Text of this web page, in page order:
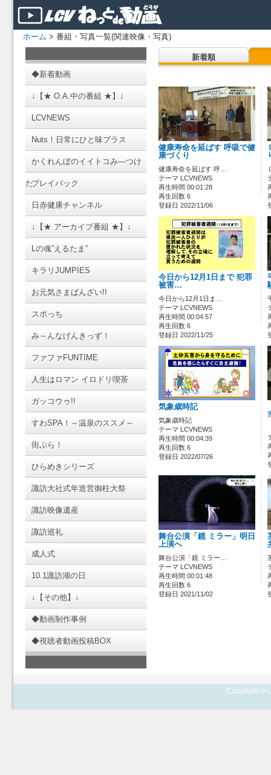
ホーム > 番組・写真一覧(関連映像・写真)
◆新着動画
↓【★ O.A.中の番組 ★】↓
LCVNEWS
Nuts！日常にひと味プラス
かくれんぼのイイトコみ―つけ
たプレイバック
日赤健康チャンネル
↓【★ アーカイブ番組 ★】↓
Lの魂”えるたま”
キラリJUMPIES
お元気さまばんざい!!
スポっち
み～んなげんきっず！
ファファFUNTIME
人生はロマン イロドリ喫茶
ガッコウゥ!!
すわSPA！～温泉のススメ～
街ぶら！
ひらめきシリーズ
諏訪大社式年造営御柱大祭
諏訪映像遺産
諏訪巡礼
成人式
10.1諏訪湖の日
↓【その他】↓
◆動画制作事例
◆視聴者動画投稿BOX
新着順
健康寿命を延ばす 呼吸で健
康づくり
健康寿命を延ばす 呼…
テーマ LCVNEWS
再生時間 00:01:28
再生回数 6
登録日 2022/11/06
今日から12月1日まで 犯罪
被害…
今日から12月1日ま…
テーマ LCVNEWS
再生時間 00:04:57
再生回数 6
登録日 2022/11/25
気象歳時記
気象歳時記
テーマ LCVNEWS
再生時間 00:04:39
再生回数 6
登録日 2022/07/26
舞台公演「鏡 ミラー」明日
上演へ
舞台公演「鏡 ミラー…
テーマ LCVNEWS
再生時間 00:01:48
再生回数 6
登録日 2021/11/02
Copyright ©